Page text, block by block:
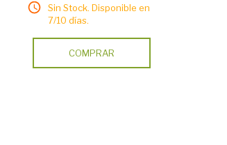
Sin Stock. Disponible en
7/10 días.
COMPRAR